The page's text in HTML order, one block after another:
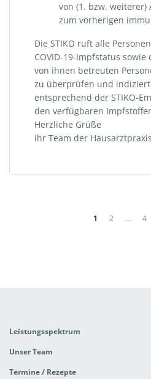
von (1. bzw.
zum vorherigen
Die STIKO ruft alle
COVID-19-Impfstatus
von ihnen betreuten
zu überprüfen und
entsprechend der STIKO-
den verfügbaren
Herzliche Grüße
Ihr Team der
1 2 … 4
Leistungsspektrum
Unser Team
Termine / Rezepte